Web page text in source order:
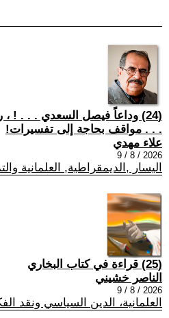
(24) وداعاً فيصل السعدي . . . !
. . . مواقف بحاجة إلى تفسيرات!
علاء مهدي
2026 / 8 / 9
اليسار ,الديمقراطية, العلمانية
(25) قراءة في كتاب البخاري
الناصر خشيني
2026 / 8 / 9
العلمانية، الدين السياسي ونقد